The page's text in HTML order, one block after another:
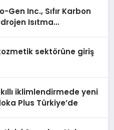
Gen Inc., Sıfır Karbon
Isıtma
sektörüne giriş
iklimlendirmede yeni
Plus Türkiye’de